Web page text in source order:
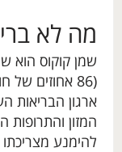
מה לא
שמן קוקוס הוא
(86 אחוזים
ארגון הבריאות
המזון והתרופות
להימנע